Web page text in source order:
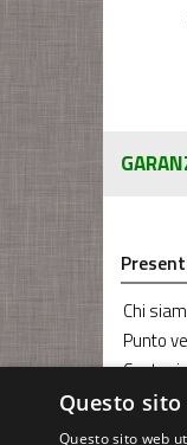
Chi
Punto
Centro
Blog
Questo
Questo sito web